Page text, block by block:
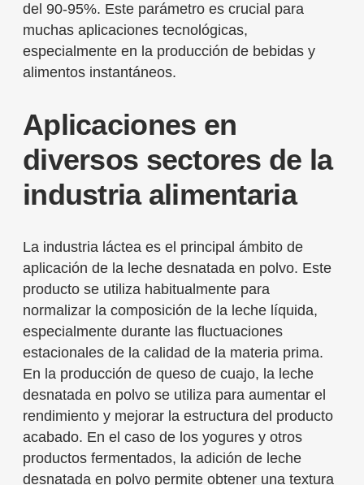
del 90-95%. Este parámetro es crucial para
muchas aplicaciones tecnológicas,
especialmente en la producción de bebidas y
alimentos instantáneos.
Aplicaciones en
diversos sectores de la
industria alimentaria
La industria láctea es el principal ámbito de
aplicación de la leche desnatada en polvo. Este
producto se utiliza habitualmente para
normalizar la composición de la leche líquida,
especialmente durante las fluctuaciones
estacionales de la calidad de la materia prima.
En la producción de queso de cuajo, la leche
desnatada en polvo se utiliza para aumentar el
rendimiento y mejorar la estructura del producto
acabado. En el caso de los yogures y otros
productos fermentados, la adición de leche
desnatada en polvo permite obtener una textura